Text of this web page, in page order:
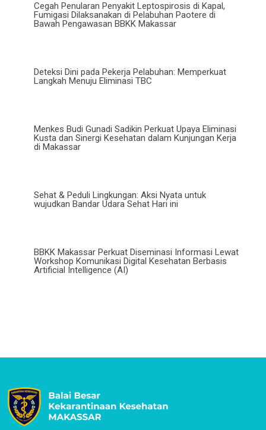
Cegah Penularan Penyakit Leptospirosis di Kapal,
Fumigasi Dilaksanakan di Pelabuhan Paotere di
Bawah Pengawasan BBKK Makassar
Deteksi Dini pada Pekerja Pelabuhan: Memperkuat
Langkah Menuju Eliminasi TBC
Menkes Budi Gunadi Sadikin Perkuat Upaya Eliminasi
Kusta dan Sinergi Kesehatan dalam Kunjungan Kerja
di Makassar
Sehat & Peduli Lingkungan: Aksi Nyata untuk
wujudkan Bandar Udara Sehat Hari ini
BBKK Makassar Perkuat Diseminasi Informasi Lewat
Workshop Komunikasi Digital Kesehatan Berbasis
Artificial Intelligence (AI)